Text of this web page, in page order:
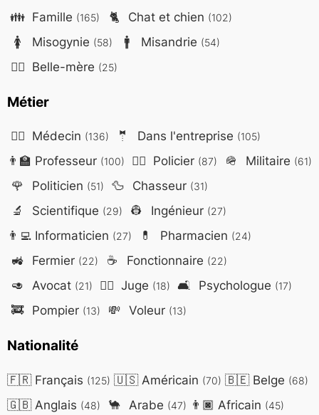
👪 Famille (165) 🐈 Chat et chien (102)
🚺 Misogynie (58) 🚹 Misandrie (54)
🤷‍♀️ Belle-mère (25)
Métier
👨‍⚕️ Médecin (136) 🤵 Dans l'entreprise (105)
👨‍🏫 Professeur (100) 👮‍♂️ Policier (87) 🪖 Militaire (61)
🌹 Politicien (51) 🦆 Chasseur (31)
🔬 Scientifique (29) 👷 Ingénieur (27)
👨‍💻Informaticien (27) 💊 Pharmacien (24)
🚜 Fermier (22) ☕ Fonctionnaire (22)
🥑 Avocat (21) 👨‍⚖️ Juge (18) 🛋️ Psychologue (17)
🚒 Pompier (13) 💸 Voleur (13)
Nationalité
🇫🇷Français (125) 🇺🇸Américain (70) 🇧🇪Belge (68)
🇬🇧Anglais (48) 🐪 Arabe (47) 👨🏿 Africain (45)